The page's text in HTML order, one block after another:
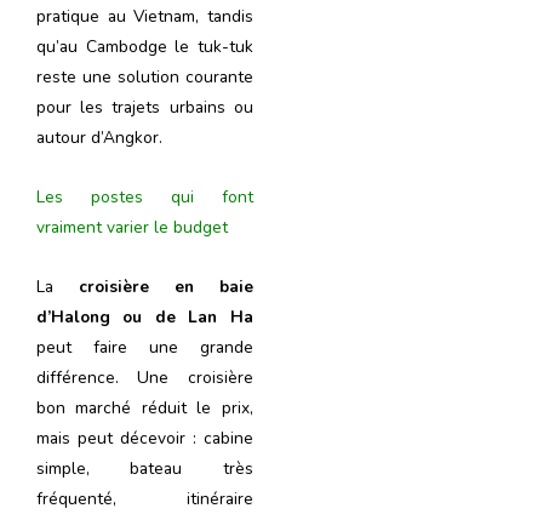
pratique au Vietnam, tandis
qu’au Cambodge le tuk-tuk
reste une solution courante
pour les trajets urbains ou
autour d’Angkor.
Les postes qui font
vraiment varier le budget
La croisière en baie
d’Halong ou de Lan Ha
peut faire une grande
différence. Une croisière
bon marché réduit le prix,
mais peut décevoir : cabine
simple, bateau très
fréquenté, itinéraire